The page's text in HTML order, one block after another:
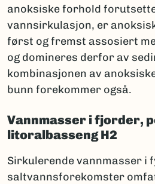
anoksiske forhold
vannsirkulasjon, er
først og fremst assosiert
og domineres derfor av
kombinasjonen av
bunn forekommer også.
Vannmasser i fjorder,
litoralbasseng H2
Sirkulerende vannmasser i
saltvannsforekomster